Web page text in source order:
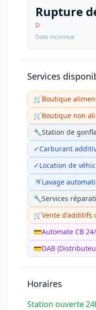
Rupture
D
Date inconnue
Services
🛒Boutique
🛒Boutique non
🔧Station de
✓Carburant
✓Location de
🚿Lavage
🔧Services
🛒Vente d'additifs
💳Automate CB
💳DAB
Horaires
Station ouverte